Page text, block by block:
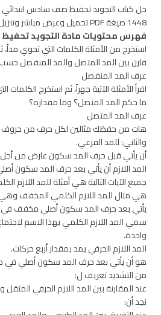
حل كتاب التجويد تحفيظ صف سادس ابتدائي
1448 صيغة PDF تحميل وعرض مباشر وتنزيل على موقع حقيبتي
فهرس محتويات مادة التجويد تحفيظ
استخرج من الأمثلة الكلمات التي تحوي
قارن بين المد المتصل والمد المنفصل
عرف المد المنفصل
اقرأ الأمثلة الآتية جهراً، ثم استخرج
ما حكم المد المتصل؟ وما مقداره؟
عرف المد المتصل
هات من حفظك مثالين لكل حرف من حروف
والثاني: للمد الفرعي.
أن يأتي قبل حرف المد سكون عارض من
المد اللازم أن يأتي بعد حرف المد سكون
جميع الآيات التالية هي أمثلة للمد اللازم
هي مثال للمد اللازم الكلمي المخفف
يأتي بعد حرف المد سكون أصلي مخفف
سمي المد اللازم الكلمي بهذا الاسم
واحدة.
المد اللازم الحرفي يمد بمقدار أربع حركات.
هو أن يأتي بعد حرف المد سكون أصلي في
من التشديد تعريف ل:
عند المقارنة بين المد اللازم الحرفي
نجد أن: